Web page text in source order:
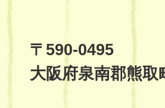
Site
〒590-0495
大阪府泉南郡熊